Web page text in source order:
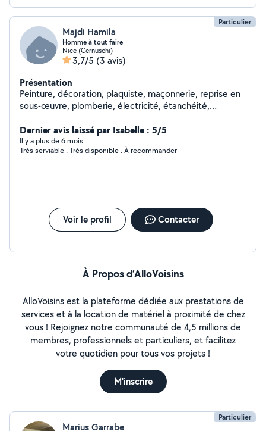
Particulier
Majdi Hamila
Homme à tout faire
Nice (Cernuschi)
3,7/5 (3 avis)
Présentation
Peinture, décoration, plaquiste, maçonnerie, reprise en
sous-œuvre, plomberie, électricité, étanchéité,
bricolage, montage de meubles, pose de cuisines,
transport, livraisons, débarras en tout genre,
carrosserie, jardinage, ferronnerie, Bonjour Majdi homme
Dernier avis laissé par Isabelle : 5/5
Il y a plus de 6 mois
Très serviable . Très disponible . À recommander
Voir le profil Contacter
À Propos d’AlloVoisins
AlloVoisins est la plateforme dédiée aux prestations de
services et à la location de matériel à proximité de chez
vous ! Rejoignez notre communauté de 4,5 millions de
membres, professionnels et particuliers, et facilitez
votre quotidien pour tous vos projets !
M'inscrire
Particulier
Marius Garrabe